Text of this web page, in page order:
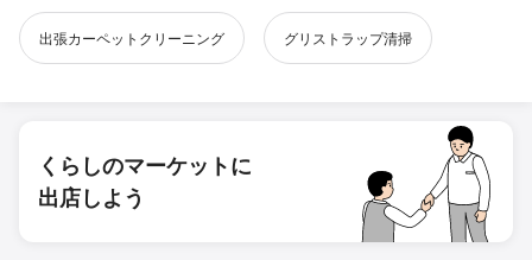
出張カーペットクリーニング グリストラップ清掃
くらしのマーケットに
出店しよう